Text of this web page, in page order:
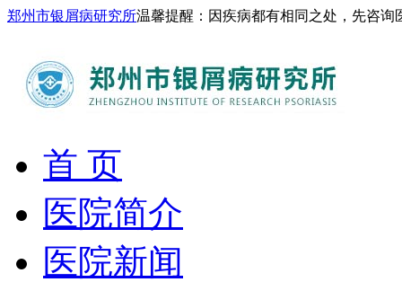
郑州市银屑病研究所温馨提醒：因疾病都有相同之处，先咨
首 页
医院简介
医院新闻